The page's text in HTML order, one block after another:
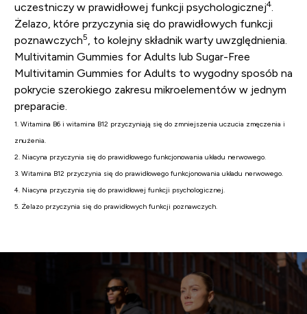
uczestniczy w prawidłowej funkcji psychologicznej4.
Żelazo, które przyczynia się do prawidłowych funkcji
poznawczych5
, to kolejny składnik warty uwzględnienia.
Multivitamin Gummies for Adults lub Sugar-Free
Multivitamin Gummies for Adults to wygodny sposób na
pokrycie szerokiego zakresu mikroelementów w jednym
preparacie.
1. Witamina B6 i witamina B12 przyczyniają się do zmniejszenia uczucia zmęczenia i
znużenia.
2. Niacyna przyczynia się do prawidłowego funkcjonowania układu nerwowego.
3. Witamina B12 przyczynia się do prawidłowego funkcjonowania układu nerwowego.
4. Niacyna przyczynia się do prawidłowej funkcji psychologicznej.
5. Żelazo przyczynia się do prawidłowych funkcji poznawczych.